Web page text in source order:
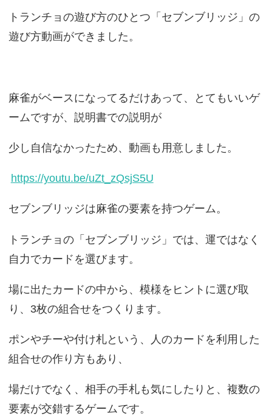
トランチョの遊び方のひとつ「セブンブリッジ」の
遊び方動画ができました。
麻雀がベースになってるだけあって、とてもいいゲ
ームですが、説明書での説明が
少し自信なかったため、動画も用意しました。
https://youtu.be/uZt_zQsjS5U
セブンブリッジは麻雀の要素を持つゲーム。
トランチョの「セブンブリッジ」では、運ではなく
自力でカードを選びます。
場に出たカードの中から、模様をヒントに選び取
り、3枚の組合せをつくります。
ポンやチーや付け札という、人のカードを利用した
組合せの作り方もあり、
場だけでなく、相手の手札も気にしたりと、複数の
要素が交錯するゲームです。